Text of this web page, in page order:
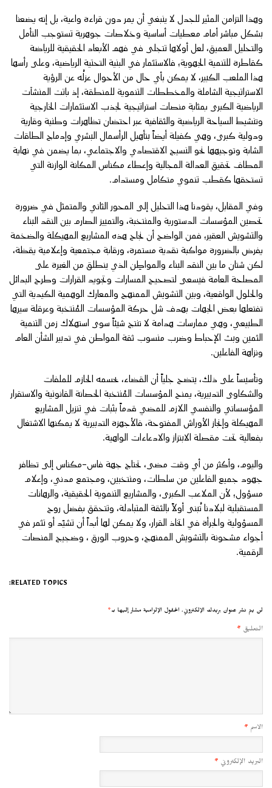
وهذا التزامن المثير للجدل لا ينبغي أن يمر دون قراءة واعية، بل إنه يضعنا
بشكل مباشر أمام معطيات أساسية وخلاصات جوهرية تستوجب التأمل
والتحليل العميق، لعل أولاها تتجلى في فهم الأبعاد الحقيقية للرياضة
كقاطرة للتنمية الجهوية؛ فالاستثمار في البنية التحتية الرياضية، وعلى رأسها
هذا الملعب الكبير، لا يمكن بأي حال من الأحوال عزلُه عن الرؤية
الاستراتيجية الشاملة والمخططات التنموية للمنطقة، إذ باتت المنشآت
الرياضية الكبرى بمثابة منصات استراتيجية لجذب الاستثمارات الخارجية
وتنشيط السياحة الرياضية والثقافية عبر احتضان تظاهرات وطنية وقارية
ودولية كبرى، وهي كفيلة أيضاً بتأهيل الرأسمال البشري وإدماج الطاقات
الشابة وتوجيهها نحو النسيج الاقتصادي والاجتماعي، بما يضمن في نهاية
المطاف تحقيق العدالة المجالية وإعطاء مكناس المكانة الوازنة التي
تستحقها كقطب تنموي متكامل ومستدام.
​وفي المقابل، يقودنا هذا التحليل إلى المحور الثاني والمتمثل في ضرورة
تحصين المؤسسات الدستورية والمنتخبة، والتمييز الصارم بين النقد البناء
والتشويش العقير؛ فمن الواضح أن نجاح هذه المشاريع المهيكلة والضخمة
يفرض بالضرورة مواكبة نقدية مستمرة، ورقابة مجتمعية وإعلامية يقظة،
لكن شتان ما بين النقد البناء والمواطِن الذي ينطلق من الغيرة على
المصلحة العامة فيسعى لتصحيح المسارات وتجويد القرارات وطرح البدائل
والحلول الواقعية، وبين التشويش الممنهج والمعارك الوهمية الكيدية التي
تفتعلها بعض الجهات بهدف شل حركة المؤسسات المُنتخبة وعرقلة سيرها
الطبيعي، وهي ممارسات هدامة لا تنتج شيئاً سوى استهلاك زمن التنمية
الثمين وبث الإحباط وضرب منسوب ثقة المواطن في تدبير الشأن العام
ونزاهة الفاعلين.
​وتأسيساً على ذلك، يتضح جلياً أن القضاء، بحسمه الحازم للملفات
والشكاوى التدبيرية، يمنح المؤسسات المُنتخبة الحصانة القانونية والاستقرار
المؤسساتي والنفسي اللازم للمضي قدماً بثبات في تنزيل المشاريع
المهيكلة وإنجاز الأوراش المفتوحة، فالأجهزة التدبيرية لا يمكنها الاشتغال
بفعالية تحت مقصلة الابتزاز والادعاءات الواهية.
واليوم، وأكثر من أي وقت مضى، تحتاج جهة فاس-مكناس إلى تظافر
جهود جميع الفاعلين من سلطات، ومنتخبين، ومجتمع مدني، وإعلام
مسؤول؛ لأن الملاعب الكبرى، والمشاريع التنموية الحقيقية، والرهانات
المستقبلية لبلادنا تُبنى أولاً بالثقة المتبادلة، وتتحقق بفضل روح
المسؤولية والجرأة في اتخاذ القرار، ولا يمكن لها أبداً أن تشيّد أو تثمر في
أجواء مشحونة بالتشويش الممنهج، وحروب الورق ، وضجيج المنصات
الرقمية.
RELATED TOPICS:
لن يتم نشر عنوان بريدك الإلكتروني. الحقول الإلزامية مشار إليها بـ*
التعليق *
الاسم *
البريد الإلكتروني *